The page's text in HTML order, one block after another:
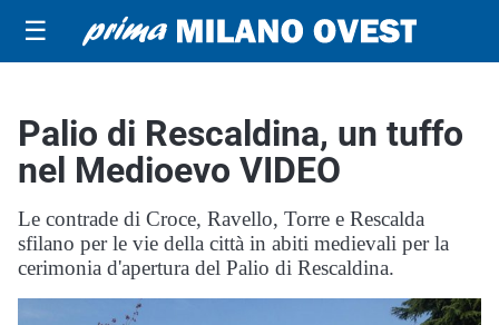
☰
Palio di Rescaldina, un tuffo
nel Medioevo VIDEO
Le contrade di Croce, Ravello, Torre e Rescalda
sfilano per le vie della città in abiti medievali per la
cerimonia d'apertura del Palio di Rescaldina.